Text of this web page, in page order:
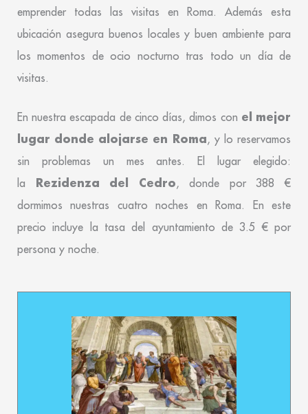
emprender todas las visitas en Roma. Además esta
ubicación asegura buenos locales y buen ambiente para
los momentos de ocio nocturno tras todo un día de
visitas.
En nuestra escapada de cinco días, dimos con el mejor
lugar donde alojarse en Roma, y lo reservamos
sin problemas un mes antes. El lugar elegido:
la Rezidenza del Cedro, donde por 388 €
dormimos nuestras cuatro noches en Roma. En este
precio incluye la tasa del ayuntamiento de 3.5 € por
persona y noche.